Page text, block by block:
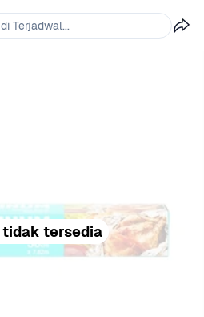
tidak tersedia
Terjadwal...